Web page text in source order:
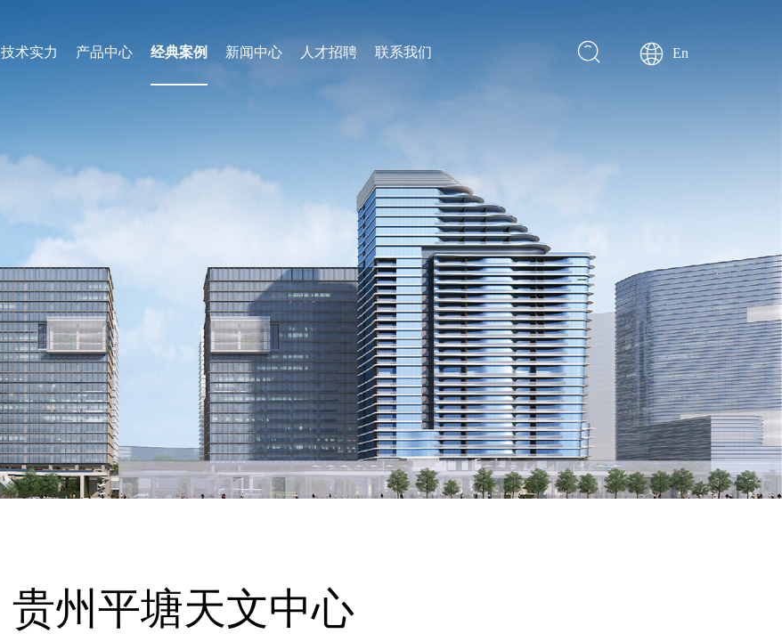
技术实力 产品中心 经典案例 新闻中心 人才招聘 联系我们 En
贵州平塘天文中心